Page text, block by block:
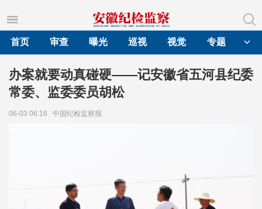
首页
审查 曝光 巡视 视觉 专题
办案就要动真碰硬——记安徽省五河县纪委
常委、监委委员胡松
06-03 06:16 中国纪检监察报